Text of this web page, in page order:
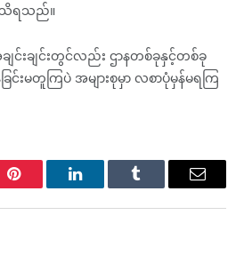
သိရသည်။
င်းချင်းတွင်လည်း ဌာနတစ်ခုနှင့်တစ်ခု
းမတူကြပဲ အများစုမှာ လစာပုံမှန်မရကြ
Pinterest LinkedInTumblr Email